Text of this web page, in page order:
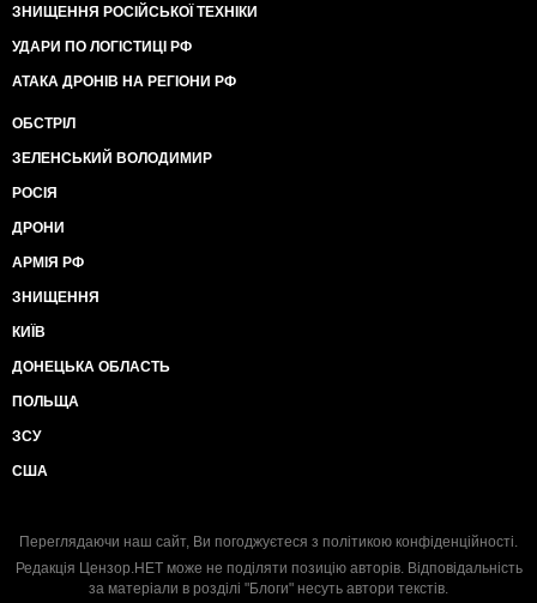
ЗНИЩЕННЯ РОСІЙСЬКОЇ ТЕХНІКИ
УДАРИ ПО ЛОГІСТИЦІ РФ
АТАКА ДРОНІВ НА РЕГІОНИ РФ
ОБСТРІЛ
ЗЕЛЕНСЬКИЙ ВОЛОДИМИР
РОСІЯ
ДРОНИ
АРМІЯ РФ
ЗНИЩЕННЯ
КИЇВ
ДОНЕЦЬКА ОБЛАСТЬ
ПОЛЬЩА
ЗСУ
США
Переглядаючи наш сайт, Ви погоджуєтеся з політикою конфіденційності.
Редакція Цензор.НЕТ може не поділяти позицію авторів. Відповідальність
за матеріали в розділі "Блоги" несуть автори текстів.